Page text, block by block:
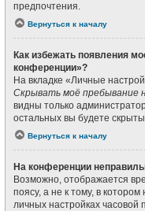
предпочтения.
Вернуться к началу
Как избежать появления
конференции»?
На вкладке «Личные
Скрывать моё пребывание
видны только
остальных вы будете
Вернуться к началу
На конференции
Возможно, отображается
поясу, а не к тому, в
личных настройках часовой